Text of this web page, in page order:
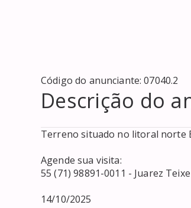
Código do anunciante:07040.2
Descrição do
Terreno situado no litoral norte
Agende sua visita:
55 (71) 98891-0011 - Juarez
14/10/2025